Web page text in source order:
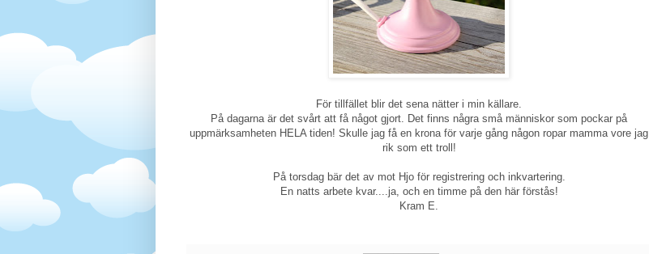
För tillfället blir det sena nätter i min källare.
På dagarna är det svårt att få något gjort. Det finns några små människor som pockar på
uppmärksamheten HELA tiden! Skulle jag få en krona för varje gång någon ropar mamma vore jag
rik som ett troll!
På torsdag bär det av mot Hjo för registrering och inkvartering.
En natts arbete kvar....ja, och en timme på den här förstås!
Kram E.